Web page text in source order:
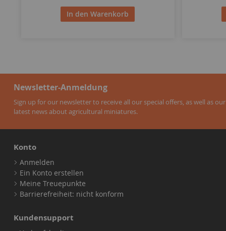
In den Warenkorb
Newsletter-Anmeldung
Sign up for our newsletter to receive all our special offers, as well as our
latest news about agricultural miniatures.
Konto
Anmelden
Ein Konto erstellen
Meine Treuepunkte
Barrierefreiheit: nicht konform
Kundensupport